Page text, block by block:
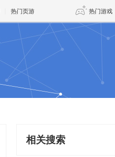
热门页游 热门游戏
魔兽
天堂 剑网3旗舰版
相关搜索